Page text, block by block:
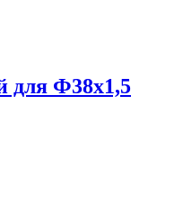
для Ф38х1,5